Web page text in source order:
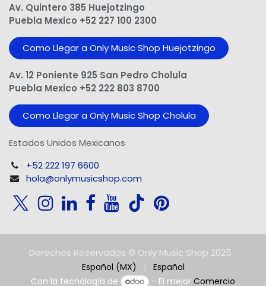
Av. Quintero 385 Huejotzingo
Puebla Mexico +52 227 100 2300
Como Llegar a Only Music Shop Huejotzingo
Av. 12 Poniente 925 San Pedro Cholula
Puebla Mexico +52 222 803 8700
Como Llegar a Only Music Shop Cholula
Estados Unidos Mexicanos
+52 222 197 6600
hola@onlymusicshop.com
Derechos Reservados © Only Music Shop 2025
Español (MX) |
Español
Con la tecnología de
- El mejorComercio